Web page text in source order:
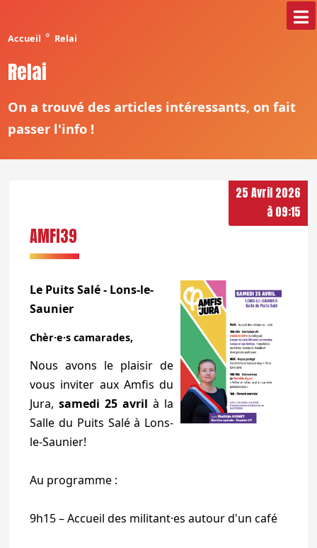
Accueil ° Relai
Relai
On a trouvé des articles intéressants, on fait
passer l'info !
25 Avril 2026
à 09:15
AMFI39
Le Puits Salé - Lons-le-
Saunier
Chèr·e·s camarades,
Nous avons le plaisir de
vous inviter aux Amfis du
Jura, samedi 25 avrilà la
Salle du Puits Salé à Lons-
le-Saunier!
Au programme :
9h15 – Accueil des militant·es autour d'un café